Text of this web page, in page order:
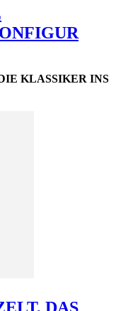
KLASSIKER INS